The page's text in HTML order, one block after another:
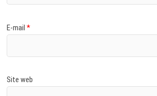
E-mail*
Site web